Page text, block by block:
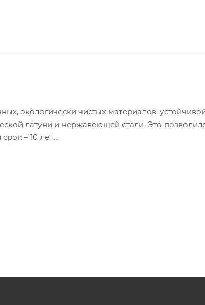
экологически чистых материалов:
латуни и нержавеющей стали. Это
– 10 лет.
+ Нить капроновая (красная + синяя)